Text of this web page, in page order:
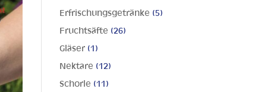
Erfrischungsgetränke (5)
Fruchtsäfte (26)
Gläser (1)
Nektare (12)
Schorle (11)